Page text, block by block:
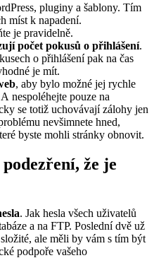
pluginy a šablony. Tím
míst k napadení.
je pravidelně.
počet pokusů o přihlášení.
o přihlášení pak na čas
je mít.
, aby bylo možné jej rychle
nespoléhejte pouze na
se totiž uchovávají zálohy jen
nevšimnete hned,
byste mohli stránky obnovit.
že je
. Jak hesla všech uživatelů
a na FTP. Poslední dvě už
ale měli by vám s tím být
podpoře vašeho